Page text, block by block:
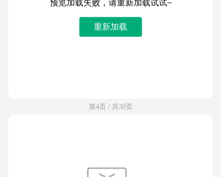
预览加载失败，请重新加载试试~
重新加载
第4页 / 共30页